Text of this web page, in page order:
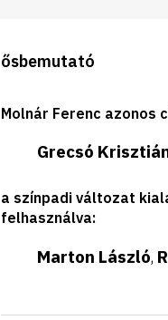
Produkció
leírása
ősbemutató
Molnár Ferenc
Grecsó
a színpadi változat
felhasználva:
Marton László,